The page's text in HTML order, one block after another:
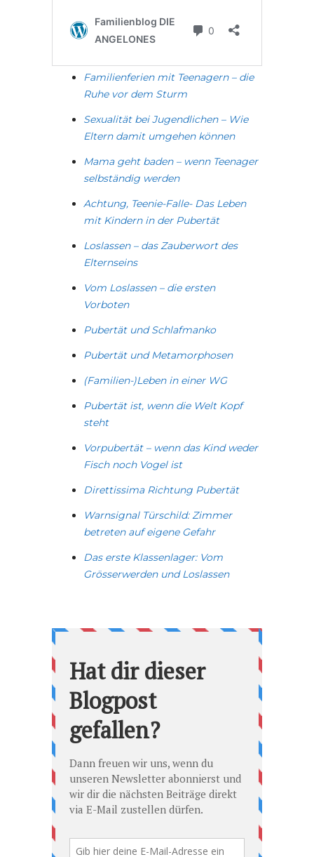
Familienferien mit Teenagern – die
Ruhe vor dem Sturm
Sexualität bei Jugendlichen – Wie
Eltern damit umgehen können
Mama geht baden – wenn Teenager
selbständig werden
Achtung, Teenie-Falle- Das Leben
mit Kindern in der Pubertät
Loslassen – das Zauberwort des
Elternseins
Vom Loslassen – die ersten
Vorboten
Pubertät und Schlafmanko
Pubertät und Metamorphosen
(Familien-)Leben in einer WG
Pubertät ist, wenn die Welt Kopf
steht
Vorpubertät – wenn das Kind weder
Fisch noch Vogel ist
Direttissima Richtung Pubertät
Warnsignal Türschild: Zimmer
betreten auf eigene Gefahr
Das erste Klassenlager: Vom
Grösserwerden und Loslassen